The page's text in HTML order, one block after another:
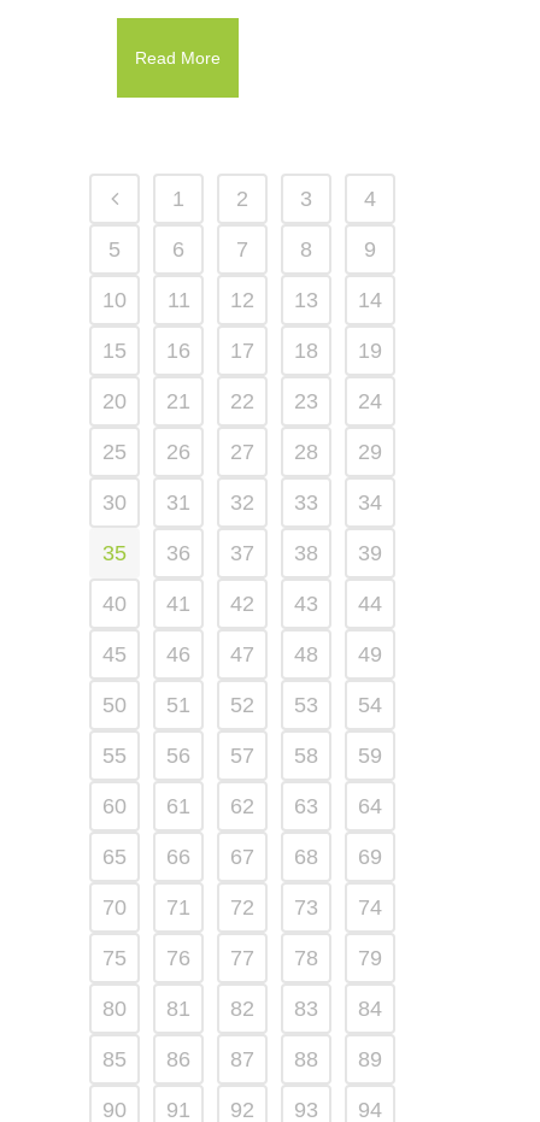
Read More
1 2 3 4
5 6 7 8 9
10 11 12 13 14
15 16 17 18 19
20 21 22 23 24
25 26 27 28 29
30 31 32 33 34
35 36 37 38 39
40 41 42 43 44
45 46 47 48 49
50 51 52 53 54
55 56 57 58 59
60 61 62 63 64
65 66 67 68 69
70 71 72 73 74
75 76 77 78 79
80 81 82 83 84
85 86 87 88 89
90 91 92 93 94